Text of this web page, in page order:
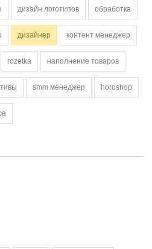
дизайн логотипов обработка
дизайнер контент менеджер
rozetka наполнение товаров
smm менеджер horoshop